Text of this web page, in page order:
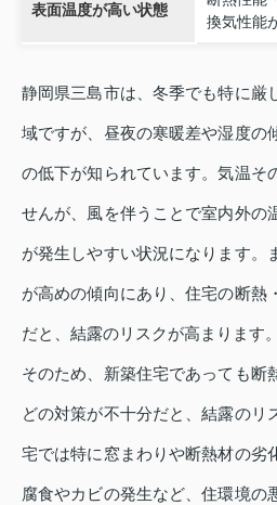
表面温度が高い状態
換気性能
静岡県三島市は、冬季でも特に厳
域ですが、昼夜の寒暖差や湿度の
の低下が知られています。気温そ
せんが、風を伴うことで室内外の
が発生しやすい状況になります。
が高めの傾向にあり、住宅の断熱
だと、結露のリスクが高まります。
そのため、新築住宅であっても断
どの対策が不十分だと、結露のリ
宅では特に窓まわりや断熱材の劣
腐食やカビの発生など、住環境の